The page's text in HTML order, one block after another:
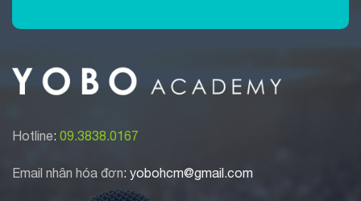
Hotline: 09.3838.0167
Email nhân hóa đơn: yobohcm@gmail.com